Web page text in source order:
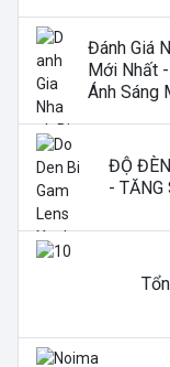
Đánh Giá
Mới Nhất
Ánh Sáng
ĐỘ
- TĂNG